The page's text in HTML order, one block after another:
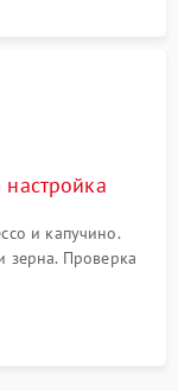
и капучино.
зерна. Проверка
напитка и
посторонних